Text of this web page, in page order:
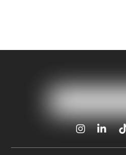
Icon
Icon
Icon